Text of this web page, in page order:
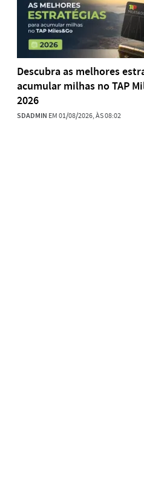
Descubra as melhores
acumular milhas no TAP
2026
SDADMIN EM 01/08/2026, ÀS 08:02